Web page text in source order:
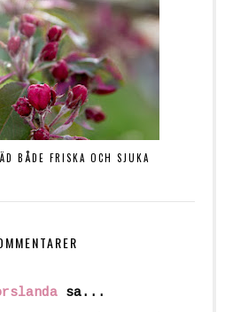
BÅDE FRISKA OCH SJUKA
sa...